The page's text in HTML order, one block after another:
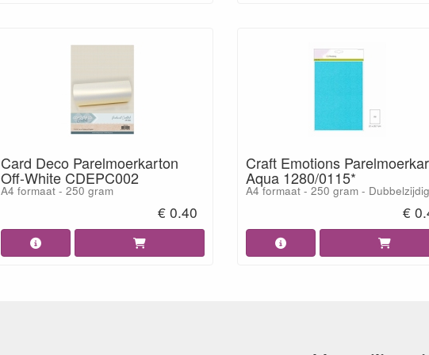
Card Deco Parelmoerkarton
Off-White CDEPC002
A4 formaat - 250 gram
€ 0.40
Craft Emotions
Aqua 1280/0115*
A4 formaat - 250 gram - Dubbelzijdig
€